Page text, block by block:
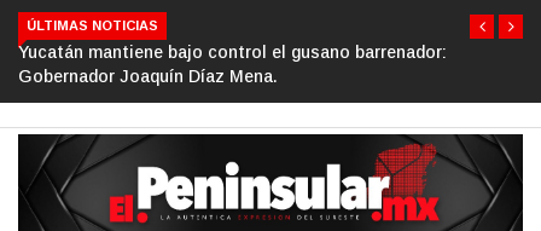
ÚLTIMAS NOTICIAS
Yucatán mantiene bajo control el gusano barrenador:
Gobernador Joaquín Díaz Mena.